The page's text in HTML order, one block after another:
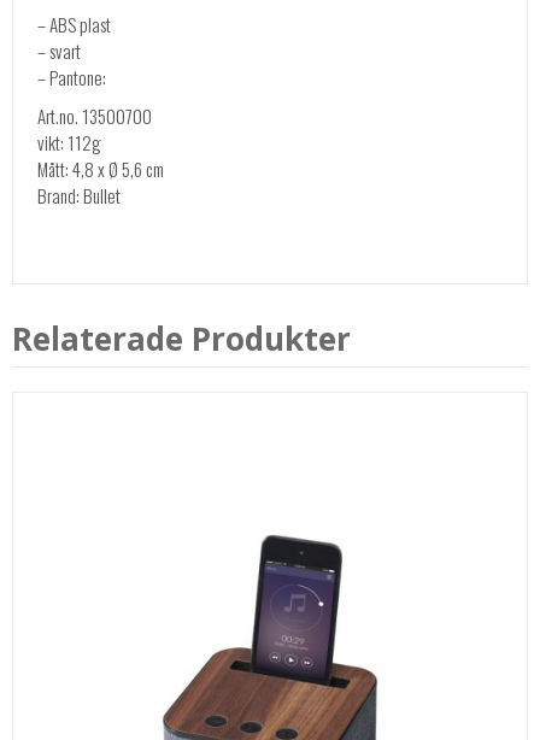
– ABS plast
– svart
– Pantone:
Art.no. 13500700
vikt: 112g
Mått: 4,8 x Ø 5,6 cm
Brand: Bullet
Relaterade Produkter